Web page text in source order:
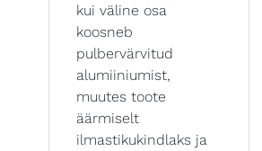
kui väline osa
koosneb
pulbervärvitud
alumiiniumist,
muutes toote
äärmiselt
ilmastikukindlaks ja